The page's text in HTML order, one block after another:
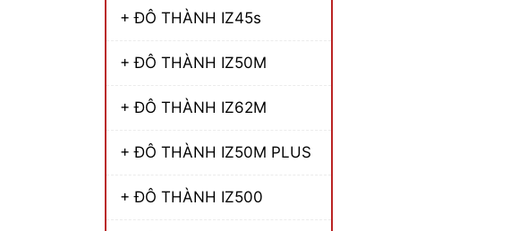
+ ĐÔ THÀNH IZ45s
+ ĐÔ THÀNH IZ50M
+ ĐÔ THÀNH IZ62M
+ ĐÔ THÀNH IZ50M PLUS
+ ĐÔ THÀNH IZ500